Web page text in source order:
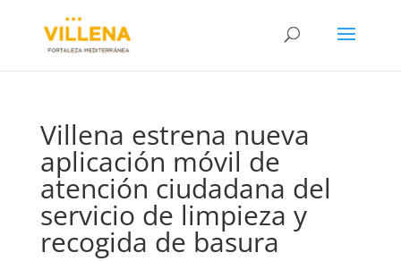
Villena estrena nueva
aplicación móvil de
atención ciudadana del
servicio de limpieza y
recogida de basura